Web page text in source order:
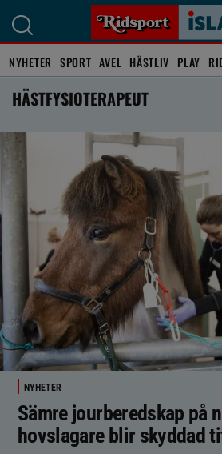
NYHETER SPORT AVEL HÄSTLIV PLAY
HÄSTFYSIOTERAPEUT
NYHETER
Sämre jourberedskap på
hovslagare blir skyddad